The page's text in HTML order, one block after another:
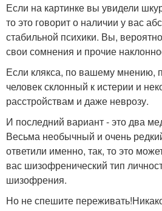
Если на картинке вы увидели
то это говорит о наличии у вас
стабильной психики. Вы,
свои сомнения и прочие
Если клякса, по вашему мнению,
человек склонный к истерии и
расстройствам и даже неврозу.
И последний вариант - это два
Весьма необычный и очень
ответили именно, так, то это
вас шизофренический тип
шизофрения.
Но не спешите